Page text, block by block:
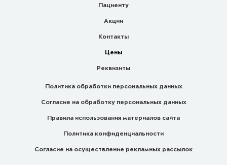
Пациенту
Акции
Контакты
Цены
Реквизиты
Политика обработки персональных данных
Согласие на обработку персональных данных
Правила использования материалов сайта
Политика конфиденциальности
Согласие на осуществление рекламных рассылок